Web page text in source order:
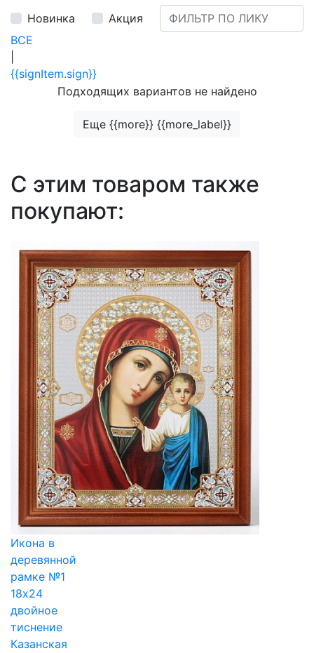
Новинка
Акция
ВСЕ
{{signItem.sign}}
Подходящих вариантов не найдено
Еще {{more}} {{more_label}}
С этим товаром также
покупают:
Икона в
деревянной
рамке №1
18х24
двойное
тиснение
Казанская